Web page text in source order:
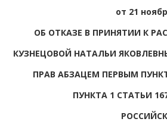
от 21
ОБ ОТКАЗЕ В ПРИНЯТИИ К
КУЗНЕЦОВОЙ НАТАЛЬИ
ПРАВ АБЗАЦЕМ ПЕРВЫМ
ПУНКТА 1 СТАТЬИ